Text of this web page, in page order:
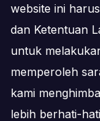
website ini
dan Ketentuan
untuk
memperoleh
kami
lebih berhati-